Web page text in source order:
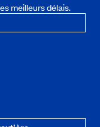
meilleurs délais.